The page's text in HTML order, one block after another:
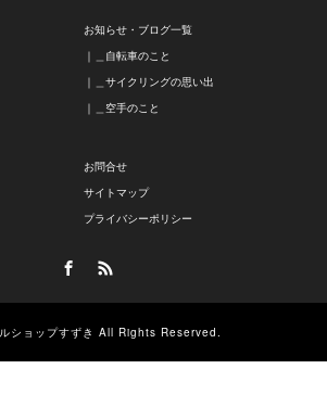
お知らせ・ブログ一覧
｜＿自転車のこと
｜＿サイクリングの思い出
｜＿空手のこと
お問合せ
サイトマップ
プライバシーポリシー
ショップすずき All Rights Reserved.